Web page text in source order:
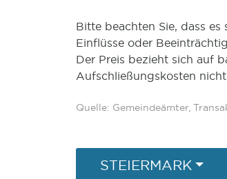
Bitte beachten Sie, dass
Einflüsse oder
Der Preis bezieht sich auf
Aufschließungskosten
Quelle: Gemeindeämter,
STEIERMARK